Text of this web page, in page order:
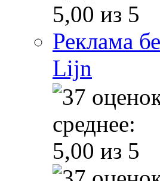
Реклама
Lijn